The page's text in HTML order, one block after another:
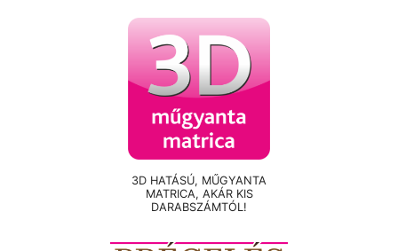
3D HATÁSÚ, MŰGYANTA
MATRICA, AKÁR KIS
DARABSZÁMTÓL!